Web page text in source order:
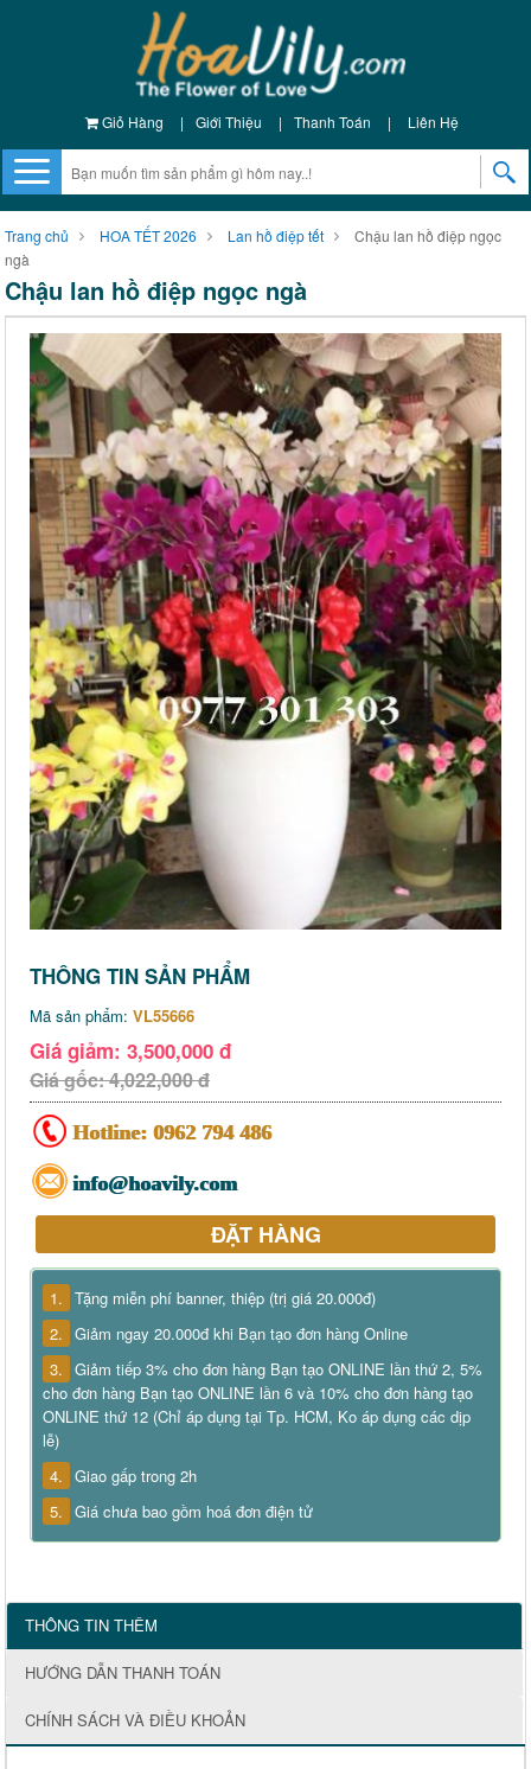
Giỏ Hàng | Giới Thiệu | Thanh Toán | Liên Hệ
Trang chủ HOA TẾT 2026 Lan hồ điệp tết
Chậu lan hồ điệp ngọc
ngà
Chậu lan hồ điệp ngọc ngà
THÔNG TIN SẢN PHẨM
Mã sản phẩm: VL55666
Giá giảm: 3,500,000 đ
Giá gốc: 4,022,000 đ
Hotline: 0962 794 486
info@hoavily.com
ĐẶT HÀNG
1. Tặng miễn phí banner, thiệp (trị giá 20.000đ)
2. Giảm ngay 20.000đ khi Bạn tạo đơn hàng Online
3. Giảm tiếp 3% cho đơn hàng Bạn tạo ONLINE lần thứ 2, 5%
cho đơn hàng Bạn tạo ONLINE lần 6 và 10% cho đơn hàng tạo
ONLINE thứ 12 (Chỉ áp dụng tại Tp. HCM, Ko áp dụng các dịp
lễ)
4. Giao gấp trong 2h
5. Giá chưa bao gồm hoá đơn điện tử
THÔNG TIN THÊM
HƯỚNG DẪN THANH TOÁN
CHÍNH SÁCH VÀ ĐIỀU KHOẢN